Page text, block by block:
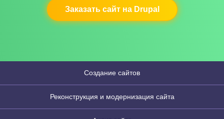
Заказать сайт на Drupal
Создание сайтов
Реконструкция и модернизация сайта